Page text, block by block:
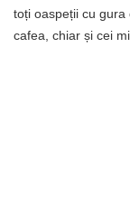
toți oaspeții cu gura
cafea, chiar și cei